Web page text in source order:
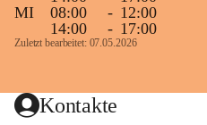
MI
08:00 - 12:00
14:00
- 17:00
Zuletzt bearbeitet: 07.05.2026
Kontakte